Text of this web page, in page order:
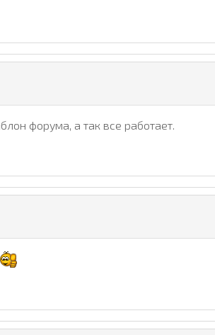
форума, а так все работает.